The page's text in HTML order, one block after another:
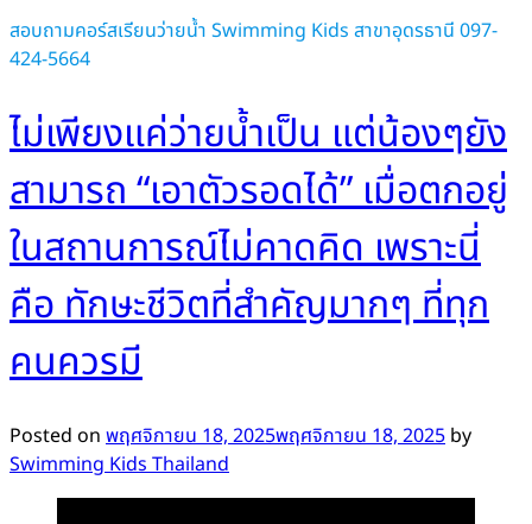
สอบถามคอร์สเรียนว่ายน้ำ Swimming Kids สาขาอุดรธานี 097-
424-5664
ไม่เพียงแค่ว่ายน้ำเป็น แต่น้องๆยัง
สามารถ “เอาตัวรอดได้” เมื่อตกอยู่
ในสถานการณ์ไม่คาดคิด เพราะนี่
คือ ทักษะชีวิตที่สำคัญมากๆ ที่ทุก
คนควรมี
Posted on พฤศจิกายน 18, 2025พฤศจิกายน 18, 2025 by
Swimming Kids Thailand